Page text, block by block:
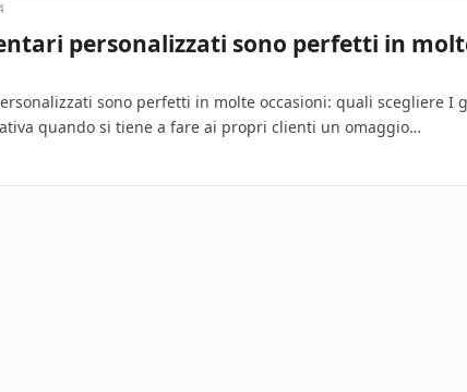
personalizzati sono perfetti in
sono perfetti in molte occasioni: quali scegliere I
quando si tiene a fare ai propri clienti un omaggio…